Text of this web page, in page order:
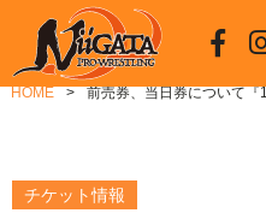
HOME 前売券、当日券について『
チケット情報